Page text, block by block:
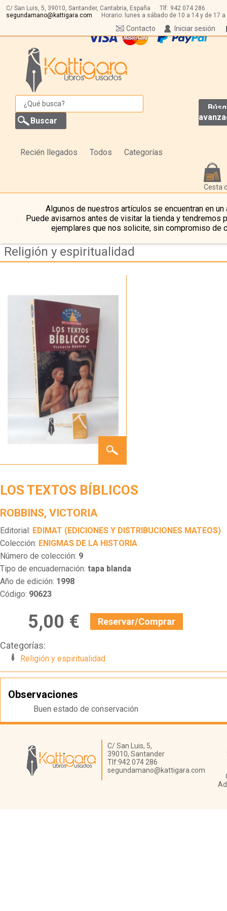
C/ San Luis, 5, 39010, Santander, Cantabria, España Tlf: 942 074 286
segundamano@kattigara.com
Horario: lunes a sábado de 10 a 14 y de 17 a
Iniciar sesión
Contacto
Recién llegados Todos Categorías
Cesta
Algunos de nuestros artículos se encuentran en un
Puede avisarnos antes de visitar la tienda y tendremos
ejemplares que nos solicite, sin compromiso de
Religión y espiritualidad
TEXTOS
LOS TEXTOS BÍBLICOS
ROBBINS, VICTORIA
Editorial: EDIMAT (EDICIONES Y DISTRIBUCIONES MATEOS)
Colección: ENIGMAS DE LA HISTORIA
Número de colección: 9
Tipo de encuadernación: tapa blanda
Año de edición: 1998
Código: 90623
5,00 € Reservar/Comprar
Categorías:
Religión y espiritualidad
Observaciones
Buen estado de conservación
Librería Kattigara
C/ San Luis, 5,
39010, Santander
Tlf:942 074 286
segundamano@kattigara.com